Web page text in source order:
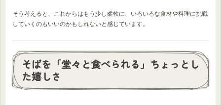
そう考えると、これからはもう少し柔軟に、いろいろな食材や料理に挑戦
していくのもいいのかもしれないと感じています。
そばを「堂々と食べられる」ちょっとし
た嬉しさ